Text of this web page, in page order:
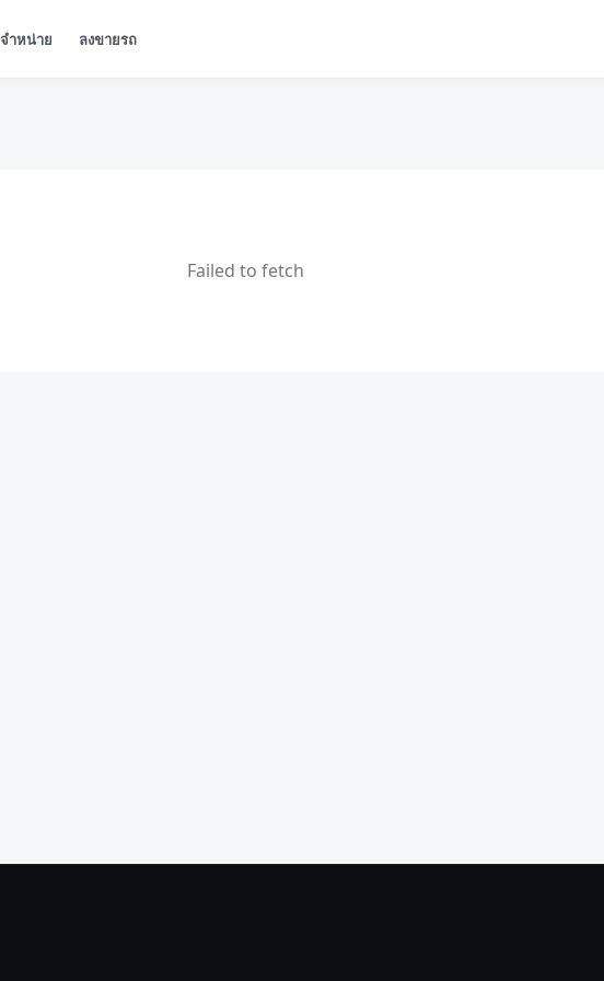
ำหน่าย ลงขายรถ
Failed to fetch